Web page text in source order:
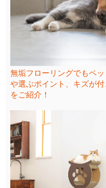
無垢フローリングでもペ
や選ぶポイント、キズが
をご紹介！